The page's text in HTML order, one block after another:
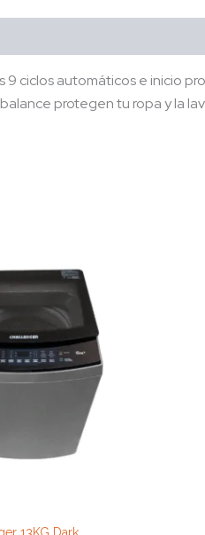
9 ciclos automáticos e inicio
protegen tu ropa y la